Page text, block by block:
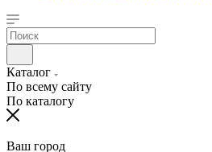
Каталог
По всему сайту
По каталогу
Ваш город